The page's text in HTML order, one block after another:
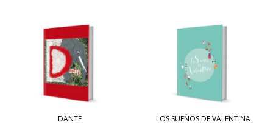
DANTE LOS SUEÑOS DE VALENTINA